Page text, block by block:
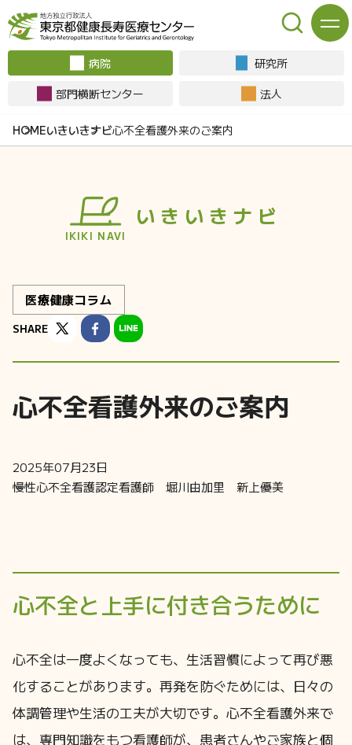
病院
研究所
部門横断センター
法人
いきいきナビ心不全看護外来のご案内
IKIKI NAVI
いきいきナビ
医療健康コラム
SHARE
心不全看護外来のご案内
2025年07月23日
慢性心不全看護認定看護師 堀川由加里 新上優美
心不全と上手に付き合うために
心不全は一度よくなっても、生活習慣によって再び悪
化することがあります。再発を防ぐためには、日々の
体調管理や生活の工夫が大切です。心不全看護外来で
は、専門知識をもつ看護師が、患者さんやご家族と個